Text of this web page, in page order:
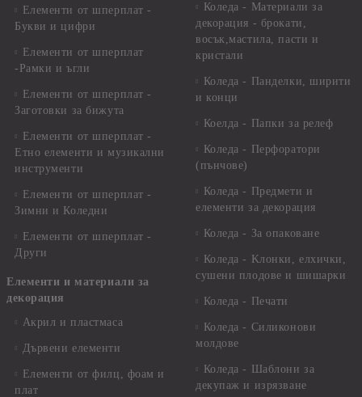
Елементи от шперплат -
Букви и цифри
Елементи от шперплат
-Рамки и ъгли
Елементи от шперплат -
Заготовки за бижута
Елементи от шперплат -
Етно елементи и музикални
инструменти
Елементи от шперплат -
Зимни и Коледни
Елементи от шперплат -
Други
Елементи и материали за
декорация
Акрил и пластмаса
Дървени елементи
Елементи от филц, фоам и
плат
Коледа - Материали за
декорация - брокати,
восък,мастила, пасти и
кристали
Коледа - Панделки, ширити
и конци
Коелда - Папки за релеф
Коледа - Перфоратори
(пънчове)
Коледа - Предмети и
елементи за декорация
Коледа - За опаковане
Коледа - Kлонки, елхички,
сушени плодове и шишарки
Коледа - Печати
Коледа - Силиконови
молдове
Коледа - Шаблони за
декупаж и изрязване